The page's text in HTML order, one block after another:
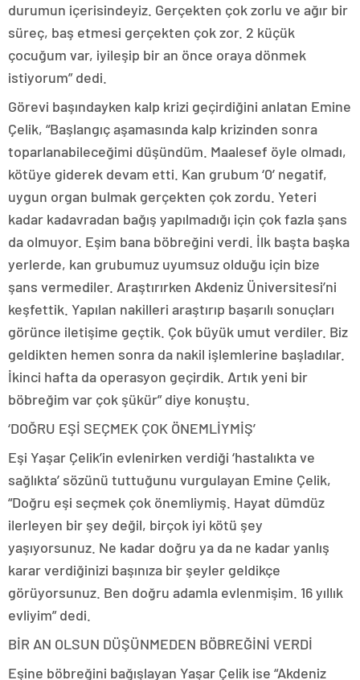
durumun içerisindeyiz. Gerçekten çok zorlu ve ağır bir
süreç, baş etmesi gerçekten çok zor. 2 küçük
çocuğum var, iyileşip bir an önce oraya dönmek
istiyorum” dedi.
Görevi başındayken kalp krizi geçirdiğini anlatan Emine
Çelik, “Başlangıç aşamasında kalp krizinden sonra
toparlanabileceğimi düşündüm. Maalesef öyle olmadı,
kötüye giderek devam etti. Kan grubum ‘0’ negatif,
uygun organ bulmak gerçekten çok zordu. Yeteri
kadar kadavradan bağış yapılmadığı için çok fazla şans
da olmuyor. Eşim bana böbreğini verdi. İlk başta başka
yerlerde, kan grubumuz uyumsuz olduğu için bize
şans vermediler. Araştırırken Akdeniz Üniversitesi’ni
keşfettik. Yapılan nakilleri araştırıp başarılı sonuçları
görünce iletişime geçtik. Çok büyük umut verdiler. Biz
geldikten hemen sonra da nakil işlemlerine başladılar.
İkinci hafta da operasyon geçirdik. Artık yeni bir
böbreğim var çok şükür” diye konuştu.
‘DOĞRU EŞİ SEÇMEK ÇOK ÖNEMLİYMİŞ’
Eşi Yaşar Çelik’in evlenirken verdiği ‘hastalıkta ve
sağlıkta’ sözünü tuttuğunu vurgulayan Emine Çelik,
“Doğru eşi seçmek çok önemliymiş. Hayat dümdüz
ilerleyen bir şey değil, birçok iyi kötü şey
yaşıyorsunuz. Ne kadar doğru ya da ne kadar yanlış
karar verdiğinizi başınıza bir şeyler geldikçe
görüyorsunuz. Ben doğru adamla evlenmişim. 16 yıllık
evliyim” dedi.
BİR AN OLSUN DÜŞÜNMEDEN BÖBREĞİNİ VERDİ
Eşine böbreğini bağışlayan Yaşar Çelik ise “Akdeniz